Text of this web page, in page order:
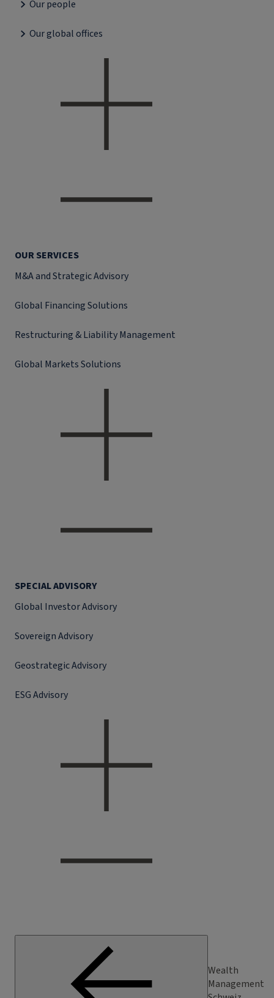
Our people
Our global offices
OUR SERVICES
M&A and Strategic Advisory
Global Financing Solutions
Restructuring & Liability Management
Global Markets Solutions
SPECIAL ADVISORY
Global Investor Advisory
Sovereign Advisory
Geostrategic Advisory
ESG Advisory
Wealth
Management